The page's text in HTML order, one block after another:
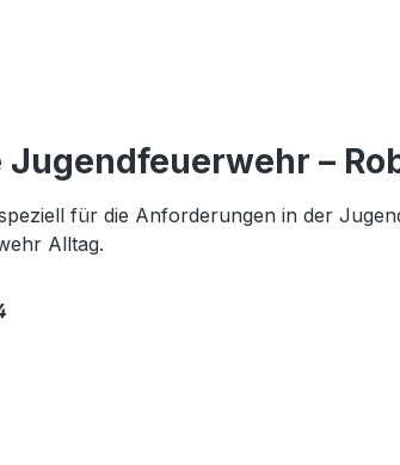
–
für die Anforderungen in der
Alltag.